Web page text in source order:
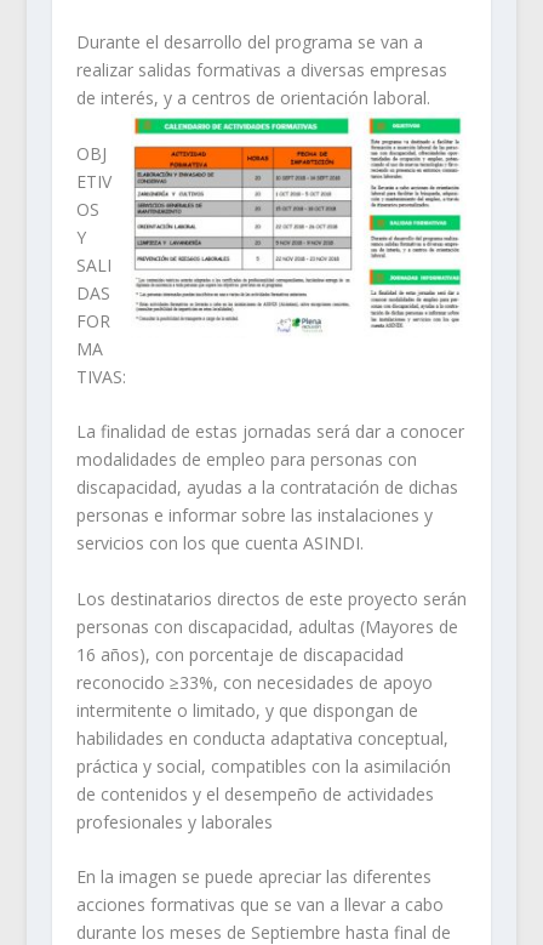
Durante el desarrollo del programa se van a
realizar salidas formativas a diversas empresas
de interés, y a centros de orientación laboral.
OBJ
ETIV
OS
Y
SALI
DAS
FOR
MA
TIVAS:
La finalidad de estas jornadas será dar a conocer
modalidades de empleo para personas con
discapacidad, ayudas a la contratación de dichas
personas e informar sobre las instalaciones y
servicios con los que cuenta ASINDI.
Los destinatarios directos de este proyecto serán
personas con discapacidad, adultas (Mayores de
16 años), con porcentaje de discapacidad
reconocido ≥33%, con necesidades de apoyo
intermitente o limitado, y que dispongan de
habilidades en conducta adaptativa conceptual,
práctica y social, compatibles con la asimilación
de contenidos y el desempeño de actividades
profesionales y laborales
En la imagen se puede apreciar las diferentes
acciones formativas que se van a llevar a cabo
durante los meses de Septiembre hasta final de